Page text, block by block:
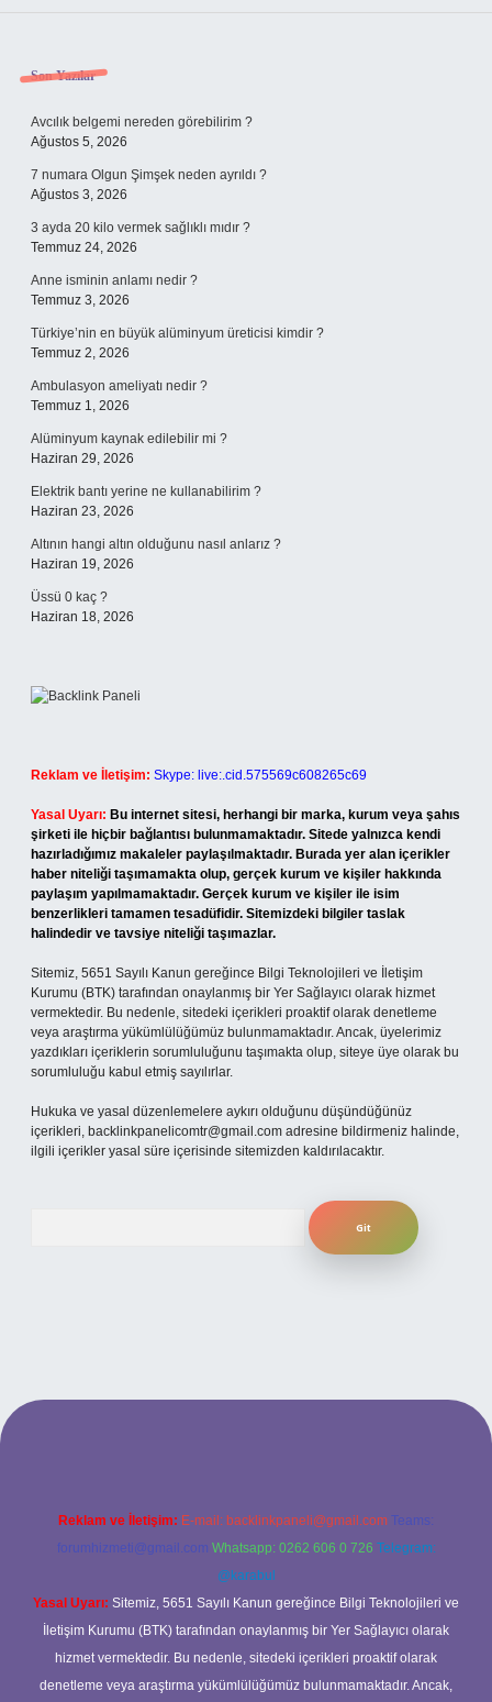
Sidebar
Son Yazılar
Avcılık belgemi nereden görebilirim ?
Ağustos 5, 2026
7 numara Olgun Şimşek neden ayrıldı ?
Ağustos 3, 2026
3 ayda 20 kilo vermek sağlıklı mıdır ?
Temmuz 24, 2026
Anne isminin anlamı nedir ?
Temmuz 3, 2026
Türkiye’nin en büyük alüminyum üreticisi kimdir ?
Temmuz 2, 2026
Ambulasyon ameliyatı nedir ?
Temmuz 1, 2026
Alüminyum kaynak edilebilir mi ?
Haziran 29, 2026
Elektrik bantı yerine ne kullanabilirim ?
Haziran 23, 2026
Altının hangi altın olduğunu nasıl anlarız ?
Haziran 19, 2026
Üssü 0 kaç ?
Haziran 18, 2026
Reklam ve İletişim: Skype: live:.cid.575569c608265c69
Yasal Uyarı: Bu internet sitesi, herhangi bir marka, kurum veya şahıs
şirketi ile hiçbir bağlantısı bulunmamaktadır. Sitede yalnızca kendi
hazırladığımız makaleler paylaşılmaktadır. Burada yer alan içerikler
haber niteliği taşımamakta olup, gerçek kurum ve kişiler hakkında
paylaşım yapılmamaktadır. Gerçek kurum ve kişiler ile isim
benzerlikleri tamamen tesadüfidir. Sitemizdeki bilgiler taslak
halindedir ve tavsiye niteliği taşımazlar.
Sitemiz, 5651 Sayılı Kanun gereğince Bilgi Teknolojileri ve İletişim
Kurumu (BTK) tarafından onaylanmış bir Yer Sağlayıcı olarak hizmet
vermektedir. Bu nedenle, sitedeki içerikleri proaktif olarak denetleme
veya araştırma yükümlülüğümüz bulunmamaktadır. Ancak, üyelerimiz
yazdıkları içeriklerin sorumluluğunu taşımakta olup, siteye üye olarak bu
sorumluluğu kabul etmiş sayılırlar.
Hukuka ve yasal düzenlemelere aykırı olduğunu düşündüğünüz
içerikleri, backlinkpanelicomtr@gmail.com adresine bildirmeniz halinde,
ilgili içerikler yasal süre içerisinde sitemizden kaldırılacaktır.
bahis sitesi
Reklam ve İletişim: E-mail: backlinkpaneli@gmail.com Teams:
forumhizmeti@gmail.com Whatsapp: 0262 606 0 726 Telegram:
@karabul
Yasal Uyarı: Sitemiz, 5651 Sayılı Kanun gereğince Bilgi Teknolojileri ve
İletişim Kurumu (BTK) tarafından onaylanmış bir Yer Sağlayıcı olarak
hizmet vermektedir. Bu nedenle, sitedeki içerikleri proaktif olarak
denetleme veya araştırma yükümlülüğümüz bulunmamaktadır. Ancak,